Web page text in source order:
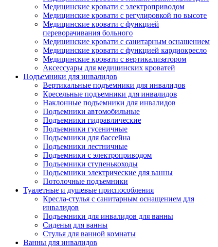
Медицинские кровати с электроприводом
Медицинские кровати с регулировкой по высоте
Медицинские кровати с функцией
переворачивания больного
Медицинские кровати с санитарным оснащением
Медицинские кровати с функцией кардиокресло
Медицинские кровати с вертикализатором
Аксессуары для медицинских кроватей
Подъемники для инвалидов
Вертикальные подъемники для инвалидов
Кресельные подъемники для инвалидов
Наклонные подъемники для инвалидов
Подъемники автомобильные
Подъемники гидравлические
Подъемники гусеничные
Подъемники для бассейна
Подъемники лестничные
Подъемники с электроприводом
Подъемники ступенькоходы
Подъемники электрические для ванны
Потолочные подъемники
Туалетные и душевые приспособления
Кресла-стулья с санитарным оснащением для
инвалидов
Подъемники для инвалидов для ванны
Сиденья для ванны
Стулья для ванной комнаты
Ванны для инвалидов